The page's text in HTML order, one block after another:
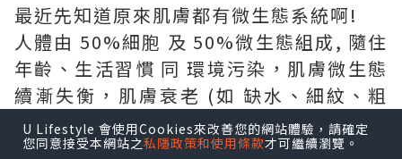
最近先知道原來肌膚都有微生態系統啊!
人體由 50%細胞 及 50%微生態組成, 隨住
年齡、生活習慣 同 環境污染，肌膚微生態
續漸失衡，肌膚衰老 (如 缺水、細紋、粗
糙、暗啞...) 接踵而來...
U Lifestyle 會使用Cookies來改善您的網站體驗，請確定
您同意接受本網站之私隱政策和使用條款才可繼續瀏覽。